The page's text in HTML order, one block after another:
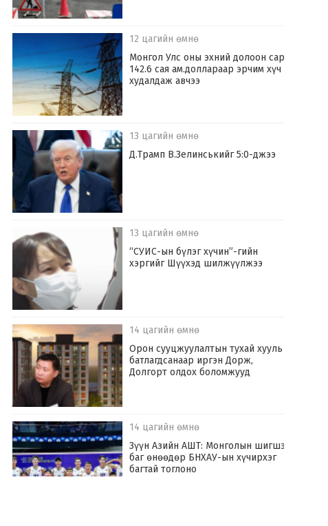
12 цагийн өмнө
Монгол Улс оны эхний долоон сард
142.6 сая ам.доллараар эрчим хүч
худалдаж авчээ
13 цагийн өмнө
Д.Трамп В.Зелинськийг 5:0-джээ
13 цагийн өмнө
“СУИС-ын бүлэг хүчин”-гийн
хэргийг Шүүхэд шилжүүлжээ
14 цагийн өмнө
Орон сууцжуулалтын тухай хууль
батлагдсанаар иргэн Дорж,
Долгорт олдох боломжууд
14 цагийн өмнө
Зүүн Азийн АШТ: Монголын шигшээ
баг өнөөдөр БНХАУ-ын хүчирхэг
багтай тоглоно